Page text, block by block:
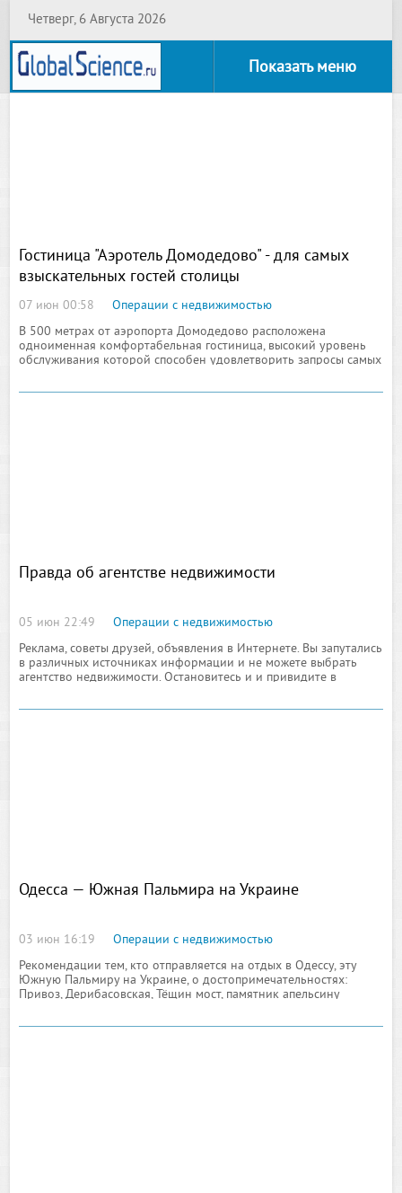
Четверг, 6 Августа 2026
Показать меню
Гостиница "Аэротель Домодедово" - для самых
взыскательных гостей столицы
07 июн 00:58
Операции с недвижимостью
В 500 метрах от аэропорта Домодедово расположена
одноименная комфортабельная гостиница, высокий уровень
обслуживания которой способен удовлетворить запросы самых
зелени подмосковного леса
Правда об агентстве недвижимости
05 июн 22:49
Операции с недвижимостью
Реклама, советы друзей, объявления в Интернете. Вы запутались
в различных источниках информации и не можете выбрать
агентство недвижимости. Остановитесь и и привидите в
Одесса — Южная Пальмира на Украине
03 июн 16:19
Операции с недвижимостью
Рекомендации тем, кто отправляется на отдых в Одессу, эту
Южную Пальмиру на Украине, о достопримечательностях:
Привоз, Дерибасовская, Тёщин мост, памятник апельсину